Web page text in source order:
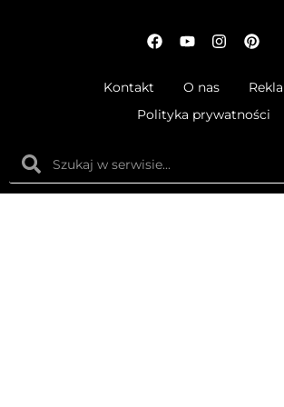
Kontakt O nas
Polityka prywatności